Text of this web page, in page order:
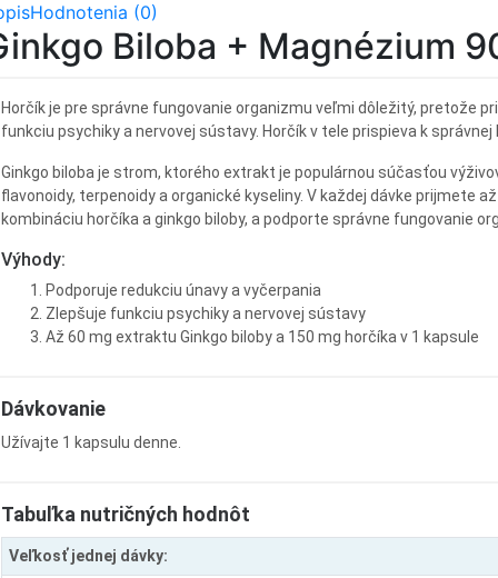
Hodnotenia (0)
Biloba + Magnézium
Horčík je pre správne fungovanie organizmu veľmi dôležitý, pretože
funkciu psychiky a nervovej sústavy. Horčík v tele prispieva k
Ginkgo biloba je strom, ktorého extrakt je populárnou súčasťou
flavonoidy, terpenoidy a organické kyseliny. V každej dávke prijmete
kombináciu horčíka a ginkgo biloby, a podporte správne fungovanie
Výhody:
Podporuje redukciu únavy a vyčerpania
Zlepšuje funkciu psychiky a nervovej sústavy
Až 60 mg extraktu Ginkgo biloby a 150 mg horčíka v 1 kapsule
Dávkovanie
Užívajte 1 kapsulu denne.
Tabuľka nutričných hodnôt
Veľkosť jednej dávky: